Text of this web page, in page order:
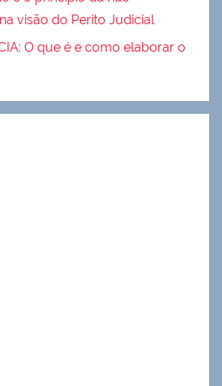
visão do Perito Judicial
O que é e como elaborar o